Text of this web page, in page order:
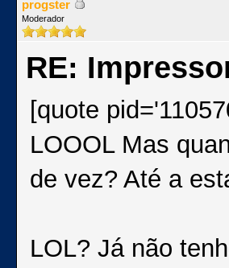
progster
Moderador
RE:
[quote
LOOOL Mas
de vez? Até a
LOL? Já não